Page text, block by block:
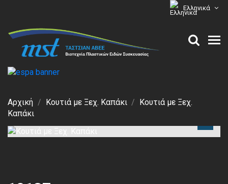
Ελληνικά
Αρχική Κουτιά με Ξεχ. Καπάκι
Κουτιά με Ξεχ.
Καπάκι